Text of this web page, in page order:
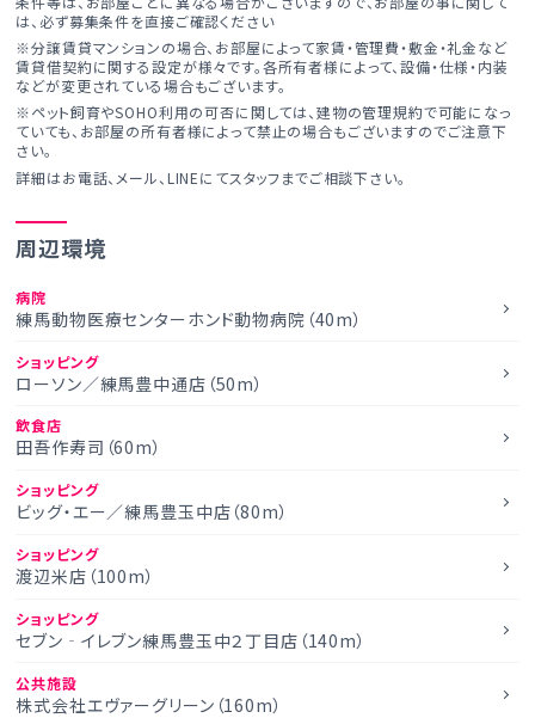
は、必ず募集条件を直接ご確認ください
※分譲賃貸マンションの場合、お部屋によって家賃・管理費・敷金・礼金など
賃貸借契約に関する設定が様々です。各所有者様によって、設備・仕様・内装
などが変更されている場合もございます。
※ペット飼育やSOHO利用の可否に関しては、建物の管理規約で可能になっ
ていても、お部屋の所有者様によって禁止の場合もございますのでご注意下
さい。
詳細はお電話、メール、LINEにてスタッフまでご相談下さい。
周辺環境
病院
練馬動物医療センターホンド動物病院（40m）
ショッピング
ローソン／練馬豊中通店（50m）
飲食店
田吾作寿司（60m）
ショッピング
ビッグ・エー／練馬豊玉中店（80m）
ショッピング
渡辺米店（100m）
ショッピング
セブン‐イレブン練馬豊玉中２丁目店（140m）
公共施設
株式会社エヴァーグリーン（160m）